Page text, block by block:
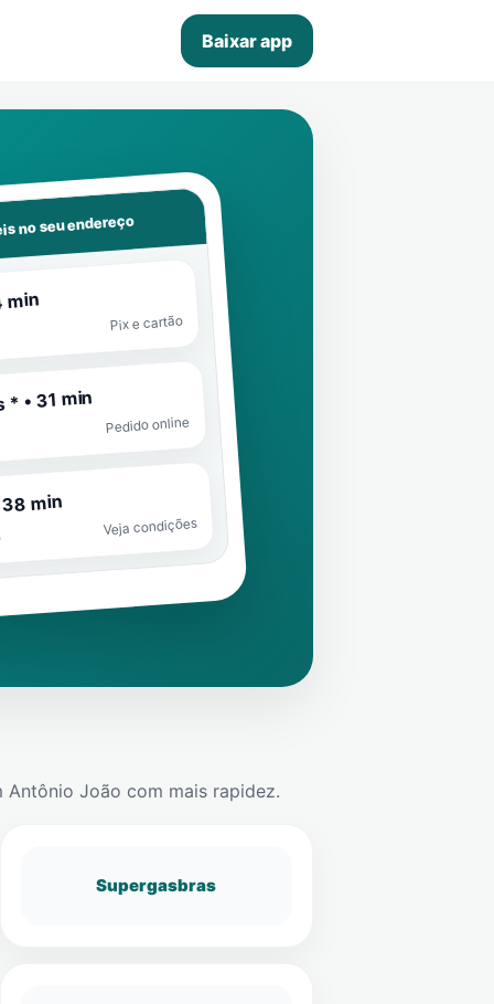
Baixar app
no seu endereço
min
Pix e cartão
• 31 min
Pedido online
min
Veja condições
Antônio João com mais rapidez.
Supergasbras